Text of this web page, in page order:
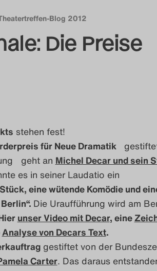
Blog 2012
Die Preise
stehen fest!
für Neue Dramatik
geht an Michel Decar und sein
es in seiner Laudatio ein
eine wütende Komödie und
Die Uraufführung wird am
unser Video mit Decar, eine
Analyse von Decars Text.
gestiftet von der
Carter. Das daraus